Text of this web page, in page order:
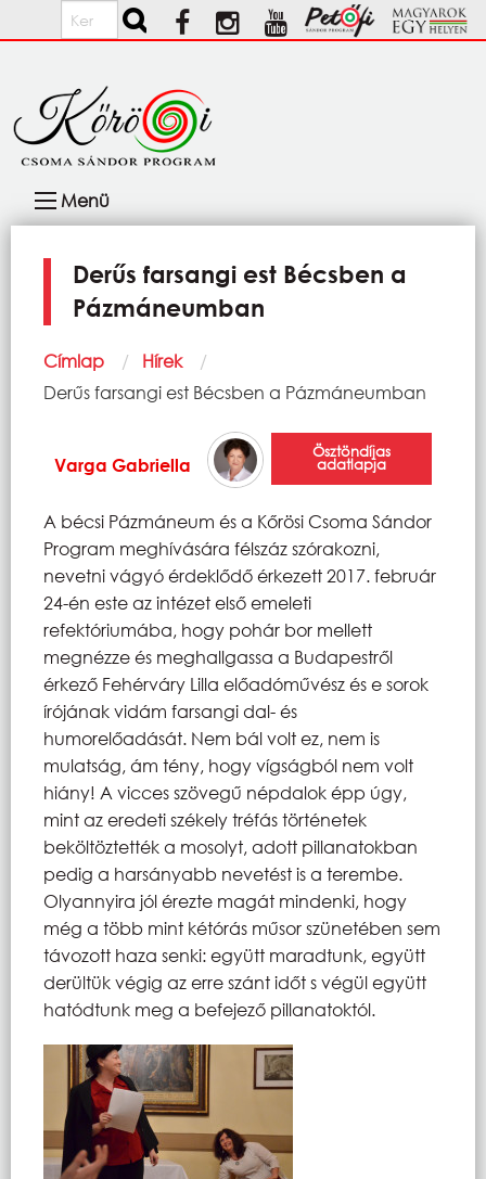
Ugrás a tartalomra
Keresés
navigáció
Menü
Derűs farsangi est Bécsben a
Pázmáneumban
Morzsa
Címlap
Hírek
Current:
Derűs farsangi est Bécsben a Pázmáneumban
Varga Gabriella
Ösztöndíjas
adatlapja
A bécsi Pázmáneum és a Kőrösi Csoma Sándor
Program meghívására félszáz szórakozni,
nevetni vágyó érdeklődő érkezett 2017. február
24-én este az intézet első emeleti
refektóriumába, hogy pohár bor mellett
megnézze és meghallgassa a Budapestről
érkező Fehérváry Lilla előadóművész és e sorok
írójának vidám farsangi dal- és
humorelőadását. Nem bál volt ez, nem is
mulatság, ám tény, hogy vígságból nem volt
hiány! A vicces szövegű népdalok épp úgy,
mint az eredeti székely tréfás történetek
beköltöztették a mosolyt, adott pillanatokban
pedig a harsányabb nevetést is a terembe.
Olyannyira jól érezte magát mindenki, hogy
még a több mint kétórás műsor szünetében sem
távozott haza senki: együtt maradtunk, együtt
derültük végig az erre szánt időt s végül együtt
hatódtunk meg a befejező pillanatoktól.